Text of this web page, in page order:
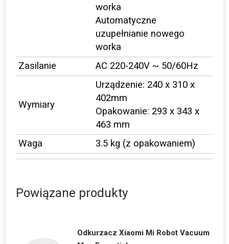
worka
Automatyczne
uzupełnianie nowego
worka
Zasilanie
AC 220-240V ~ 50/60Hz
Wymiary
Urządzenie: 240 x 310 x
402mm
Opakowanie: 293 x 343 x
463 mm
Waga
3.5 kg (z opakowaniem)
Powiązane produkty
Odkurzacz Xiaomi Mi Robot Vacuum